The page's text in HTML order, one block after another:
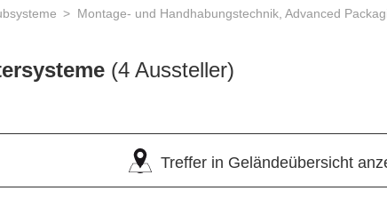
Montage- und Handhabungstechnik, Advanced
(4 Aussteller)
Treffer in Geländeübersicht